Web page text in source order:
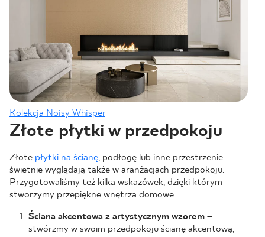
Kolekcja Noisy Whisper
Złote płytki w przedpokoju
Złote płytki na ścianę, podłogę lub inne przestrzenie
świetnie wyglądają także w aranżacjach przedpokoju.
Przygotowaliśmy też kilka wskazówek, dzięki którym
stworzymy przepiękne wnętrza domowe.
Ściana akcentowa z artystycznym wzorem –
stwórzmy w swoim przedpokoju ścianę akcentową,